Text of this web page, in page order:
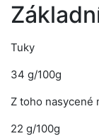
Tuky
34 g/100g
Z toho nasycené
22 g/100g